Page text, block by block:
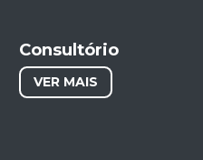
Consultório
VER MAIS